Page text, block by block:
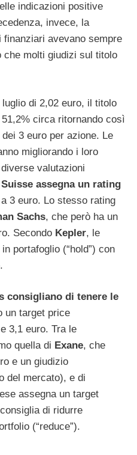
indicazioni positive
invece, la
avevano sempre
che molti giudizi sul titolo
di 2,02 euro, il titolo
circa ritornando così
3 euro per azione. Le
migliorando i loro
valutazioni
assegna un rating
3 euro. Lo stesso rating
Sachs, che però ha un
Secondo Kepler, le
portafoglio (“hold”) con
consigliano di tenere le
un target price
3,1 euro. Tra le
quella di Exane, che
e un giudizio
del mercato), e di
assegna un target
di ridurre
(“reduce”).